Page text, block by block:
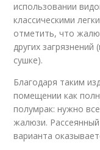
использовании
классическими
отметить, что
других
сушке).
Благодаря таким
помещении как
полумрак: нужно
жалюзи.
варианта